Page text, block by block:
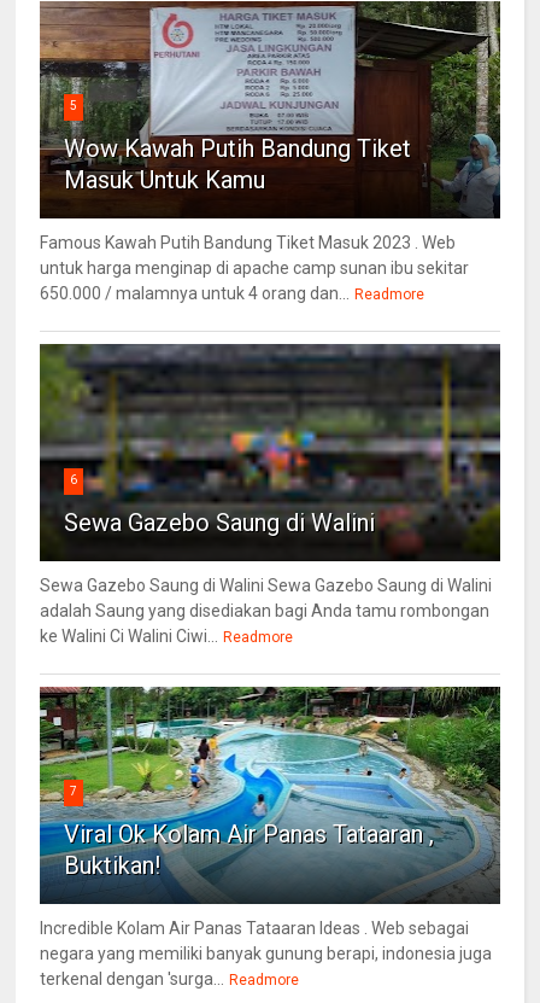
5
Wow Kawah Putih Bandung Tiket
Masuk Untuk Kamu
Famous Kawah Putih Bandung Tiket Masuk 2023 . Web
untuk harga menginap di apache camp sunan ibu sekitar
650.000 / malamnya untuk 4 orang dan...
Readmore
6
Sewa Gazebo Saung di Walini
Sewa Gazebo Saung di Walini Sewa Gazebo Saung di Walini
adalah Saung yang disediakan bagi Anda tamu rombongan
ke Walini Ci Walini Ciwi...
Readmore
7
Viral Ok Kolam Air Panas Tataaran ,
Buktikan!
Incredible Kolam Air Panas Tataaran Ideas . Web sebagai
negara yang memiliki banyak gunung berapi, indonesia juga
terkenal dengan 'surga...
Readmore